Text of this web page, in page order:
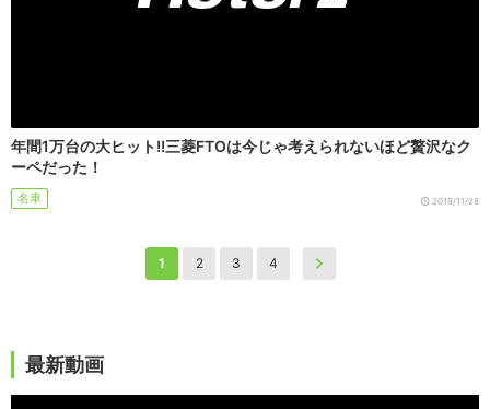
年間1万台の大ヒット!!三菱FTOは今じゃ考えられないほど贅沢なク
ーペだった！
名車 2019/11/28
1 2 3 4
最新動画